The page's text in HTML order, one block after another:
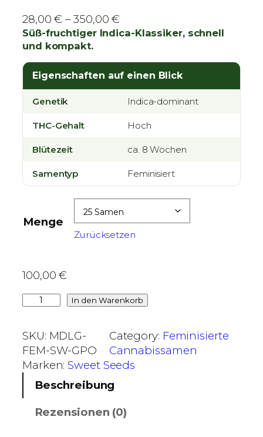
28,00€ –350,00€
r
i
s
s
8
,
0
b
3
5
0
0
Süß-fruchtiger Indica-Klassiker, schnell
und kompakt.
Eigenschaften auf einen Blick
Genetik Indica-dominant
THC-Gehalt Hoch
Blütezeit ca. 8 Wochen
Samentyp Feminisiert
Menge
Zurücksetzen
100,00€
e
e
n
P
In den Warenkorb
SKU: MDLG-
FEM-SW-GPO
Category: Feminisierte
Cannabissamen
Marken:Sweet Seeds
Beschreibung
Rezensionen (0)